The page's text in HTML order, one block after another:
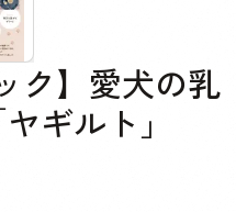
ク】愛犬の乳
ヤギルト」